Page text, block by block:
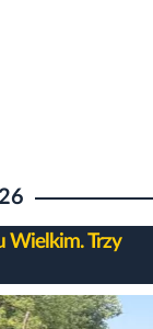
Wielkim. Trzy